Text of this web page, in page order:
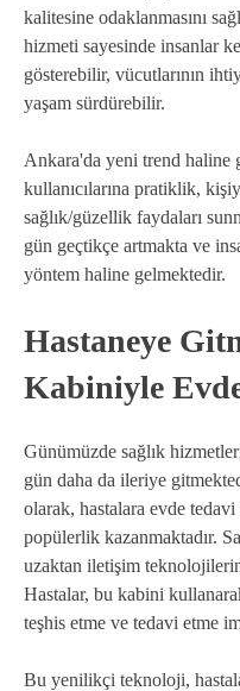
kalitesine odaklanmasını
hizmeti sayesinde insanlar
gösterebilir, vücutlarının
yaşam sürdürebilir.
Ankara'da yeni trend haline
kullanıcılarına pratiklik,
sağlık/güzellik faydaları
gün geçtikçe artmakta ve
yöntem haline gelmektedir.
Hastaneye
Kabiniyle
Günümüzde sağlık
gün daha da ileriye
olarak, hastalara evde
popülerlik kazanmaktadır.
uzaktan iletişim
Hastalar, bu kabini
teşhis etme ve tedavi etme
Bu yenilikçi teknoloji,